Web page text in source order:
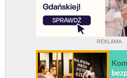
REKLAMA